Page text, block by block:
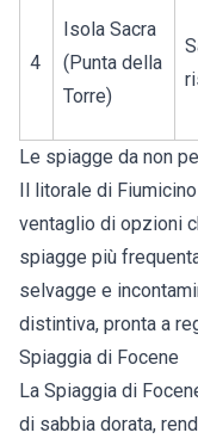
4
Isola Sacra
(Punta della
Torre)
Le spiagge da non
Il litorale di
ventaglio di opzioni
spiagge più
selvagge e
distintiva, pronta a
Spiaggia di Focene
La Spiaggia di
di sabbia dorata,